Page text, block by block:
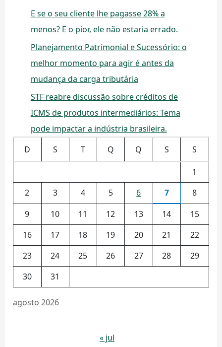
E se o seu cliente lhe pagasse 28% a
menos? E o pior, ele não estaria errado.
Planejamento Patrimonial e Sucessório: o
melhor momento para agir é antes da
mudança da carga tributária
STF reabre discussão sobre créditos de
ICMS de produtos intermediários: Tema
pode impactar a indústria brasileira.
agosto 2026
D S T Q Q S S
1
2
3 4 5 6 7
8
9
10 11 12 13 14
15
16
17 18 19 20 21
22
23
24 25 26 27 28
29
30
31
« jul